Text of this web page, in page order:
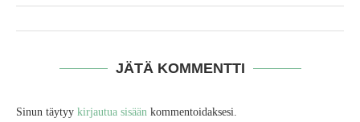
JÄTÄ KOMMENTTI
Sinun täytyy kirjautua sisään kommentoidaksesi.